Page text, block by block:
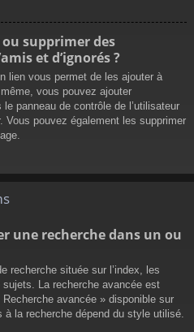
supprimer des
et d’ignorés ?
lien vous permet de les ajouter à
vous pouvez ajouter
panneau de contrôle de l’utilisateur
Vous pouvez également les supprimer
une recherche dans un ou
recherche située sur l’index, les
La recherche avancée est
avancée » disponible sur
la recherche dépend du style utilisé.